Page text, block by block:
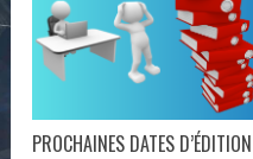
PROCHAINES DATES